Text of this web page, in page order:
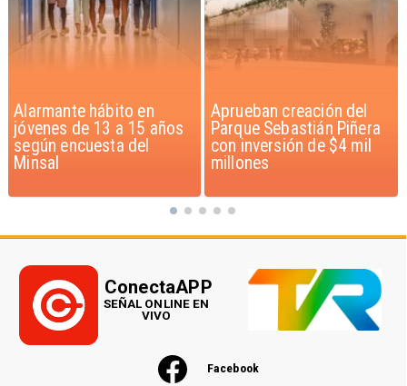
Aprueban creación del
Parque Sebastián Piñera
con inversión de $4 mil
millones
Claudio Bravo baja la
euforia sobre fichaje de
Vozinha
Facebook
ConectaAPP
SEÑAL ONLINE EN
VIVO